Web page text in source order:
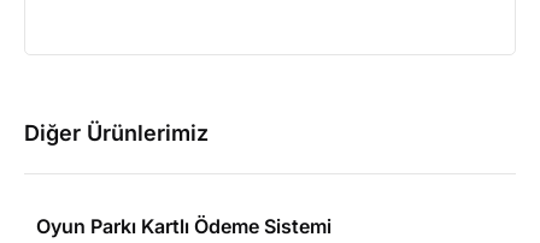
Diğer Ürünlerimiz
Oyun Parkı Kartlı Ödeme Sistemi